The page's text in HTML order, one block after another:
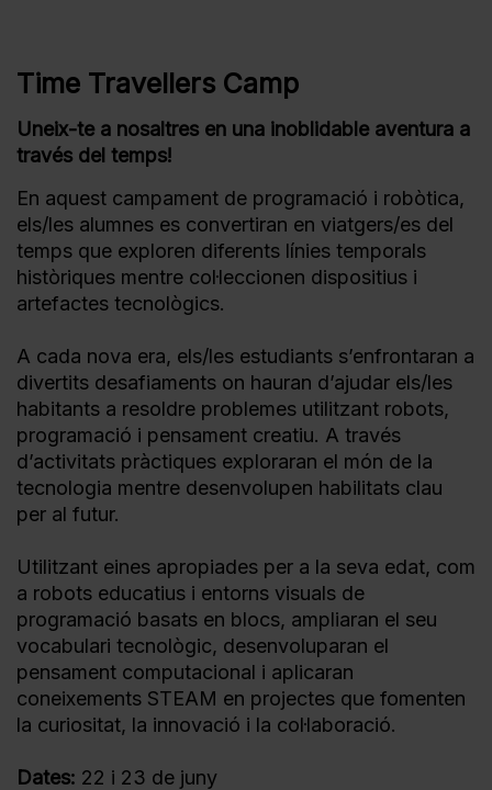
Time Travellers Camp
Uneix-te a nosaltres en una inoblidable aventura a
través del temps!
En aquest campament de programació i robòtica,
els/les alumnes es convertiran en viatgers/es del
temps que exploren diferents línies temporals
històriques mentre col·leccionen dispositius i
artefactes tecnològics.
A cada nova era, els/les estudiants s’enfrontaran a
divertits desafiaments on hauran d’ajudar els/les
habitants a resoldre problemes utilitzant robots,
programació i pensament creatiu. A través
d’activitats pràctiques exploraran el món de la
tecnologia mentre desenvolupen habilitats clau
per al futur.
Utilitzant eines apropiades per a la seva edat, com
a robots educatius i entorns visuals de
programació basats en blocs, ampliaran el seu
vocabulari tecnològic, desenvoluparan el
pensament computacional i aplicaran
coneixements STEAM en projectes que fomenten
la curiositat, la innovació i la col·laboració.
Dates: 22 i 23 de juny